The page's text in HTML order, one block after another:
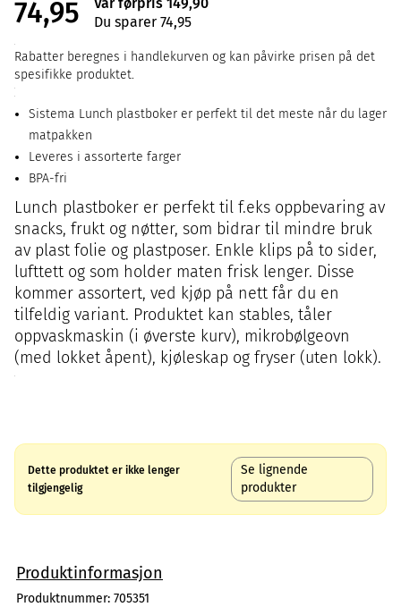
74,95
Du sparer 74,95
Rabatter beregnes i handlekurven og kan påvirke prisen på det
spesifikke produktet.
Sistema Lunch plastboker er perfekt til det meste når du lager
matpakken
Leveres i assorterte farger
BPA-fri
Lunch plastboker er perfekt til f.eks oppbevaring av
snacks, frukt og nøtter, som bidrar til mindre bruk
av plast folie og plastposer. ​Enkle klips på to sider,
lufttett og som holder maten frisk lenger.​ Disse
kommer assortert, ved kjøp på nett får du en
tilfeldig variant. Produktet kan stables, tåler
oppvaskmaskin (i øverste kurv), mikrobølgeovn
(med lokket åpent), kjøleskap og fryser (uten lokk).​ ​
Dette produktet er ikke lenger
tilgjengelig
Se lignende
produkter
Produktinformasjon
Produktnummer: 705351